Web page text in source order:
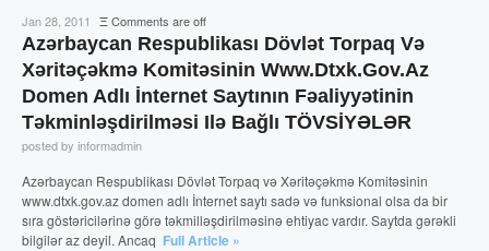
Jan 28, 2011 ΞComments are off
Azərbaycan Respublikası Dövlət Torpaq Və
Xəritəçəkmə Komitəsinin Www.dtxk.gov.az
Domen Adlı İnternet Saytının Fəaliyyətinin
Təkminləşdirilməsi Ilə Bağlı TÖVSİYƏLƏR
posted by informadmin
Azərbaycan Respublikası Dövlət Torpaq və Xəritəçəkmə Komitəsinin
www.dtxk.gov.az domen adlı İnternet saytı sadə və funksional olsa da bir
sıra göstəricilərinə görə təkmilləşdirilməsinə ehtiyac vardır. Saytda gərəkli
bilgilər az deyil. Ancaq Full Article »